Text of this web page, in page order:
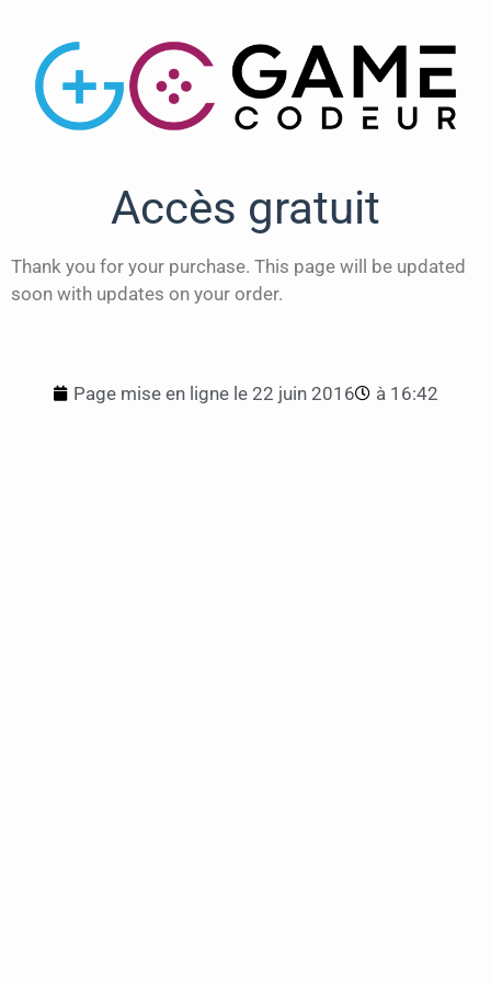
Accès gratuit
Thank you for your purchase. This page will be updated
soon with updates on your order.
Page mise en ligne le 22 juin 2016 à 16:42